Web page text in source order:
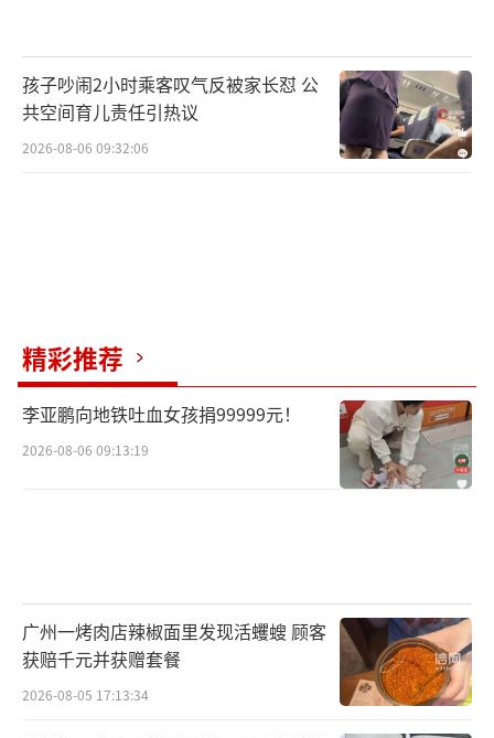
孩子吵闹2小时乘客叹气反被家长怼 公
共空间育儿责任引热议
2026-08-06 09:32:06
精彩推荐
李亚鹏向地铁吐血女孩捐99999元！
2026-08-06 09:13:19
广州一烤肉店辣椒面里发现活蠼螋 顾客
获赔千元并获赠套餐
2026-08-05 17:13:34